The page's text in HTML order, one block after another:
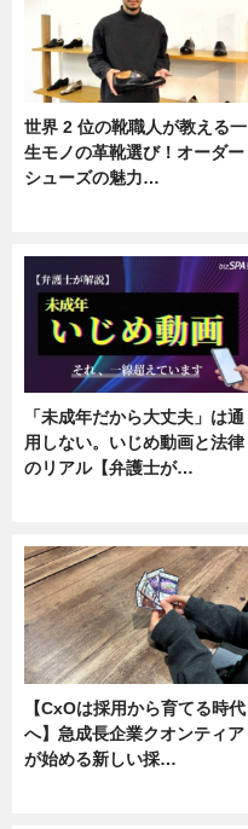
世界 2 位の靴職人が教える一
生モノの革靴選び！オーダー
シューズの魅力…
「未成年だから大丈夫」は通
用しない。いじめ動画と法律
のリアル【弁護士が…
【CxOは採用から育てる時代
へ】急成長企業クオンティア
が始める新しい採…